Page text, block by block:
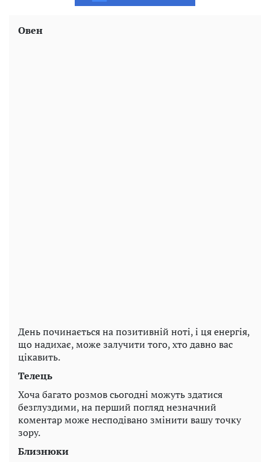
Овен
День починається на позитивній ноті, і ця енергія,
що надихає, може залучити того, хто давно вас
цікавить.
Телець
Хоча багато розмов сьогодні можуть здатися
безглуздими, на перший погляд незначний
коментар може несподівано змінити вашу точку
зору.
Близнюки